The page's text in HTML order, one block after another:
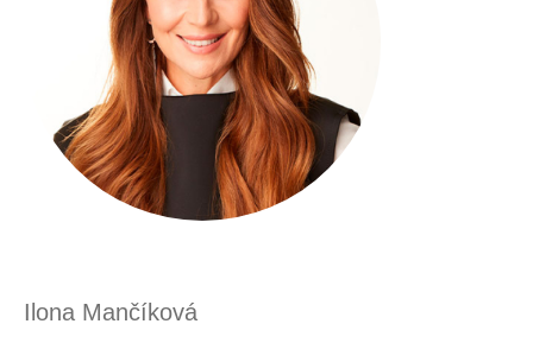
Ilona Mančíková